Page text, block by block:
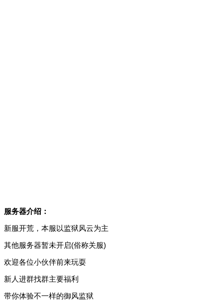
服务器介绍：
新服开荒，本服以监狱风云为主
其他服务器暂未开启(俗称关服)
欢迎各位小伙伴前来玩耍
新人进群找群主要福利
带你体验不一样的御风监狱